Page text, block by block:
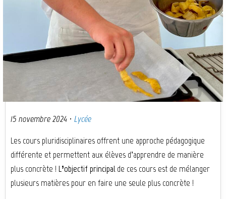
15 novembre 2024 · Lycée
Les cours pluridisciplinaires offrent une approche pédagogique
différente et permettent aux élèves d’apprendre de manière
plus concrète ! L’objectif principalde ces cours est de mélanger
plusieurs matières pour en faire une seule plus concrète !